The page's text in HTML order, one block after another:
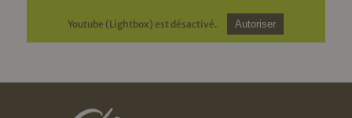
Youtube (Lightbox) est désactivé. Autoriser